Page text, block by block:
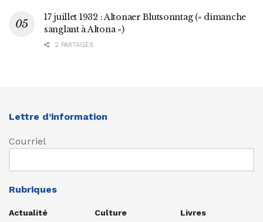
17 juillet 1932 : Altonaer Blutsonntag (« dimanche
sanglant à Altona »)
2 PARTAGES
Lettre d’information
Courriel
Rubriques
Actualité
Culture
Livres